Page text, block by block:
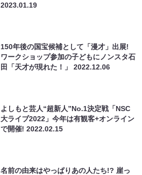
2023.01.19
150年後の国宝候補として「漫才」出展!
ワークショップ参加の子どもにノンスタ石
田「天才が現れた！」2022.12.06
よしもと芸人“超新人”No.1決定戦「NSC
大ライブ2022」今年は有観客+オンライン
で開催!2022.02.15
名前の由来はやっぱりあの人たち!? 崖っ